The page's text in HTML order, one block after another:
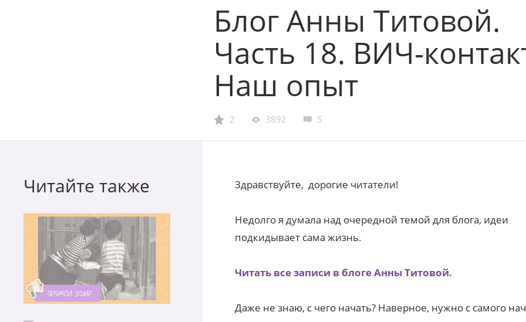
Блог Анны Титовой.
Часть 18. ВИЧ-
Наш опыт
2 3892 5
Читайте также Здравствуйте, дорогие читатели!
Недолго я думала над очередной темой для блога, идеи
подкидывает сама жизнь.
Читать все записи в блоге Анны Титовой.
Даже не знаю, с чего начать? Наверное, нужно с самого